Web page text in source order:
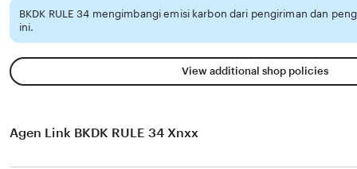
BKDK RULE 34 mengimbangi emisi karbon dari pengiriman dan
ini.
View additional shop policies
Agen Link BKDK RULE 34 Xnxx